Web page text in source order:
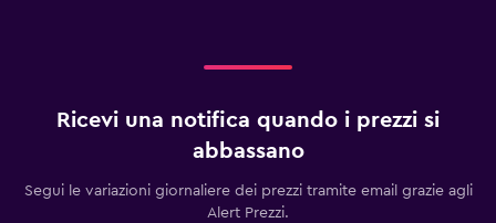
Ricevi una notifica quando i prezzi si
abbassano
Segui le variazioni giornaliere dei prezzi tramite email grazie agli
Alert Prezzi.